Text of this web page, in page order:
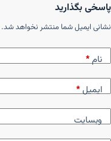
پاسخی بگذارید
نشانی ایمیل شما منتشر نخواهد شد.
نام*
ایمیل*
وبسایت